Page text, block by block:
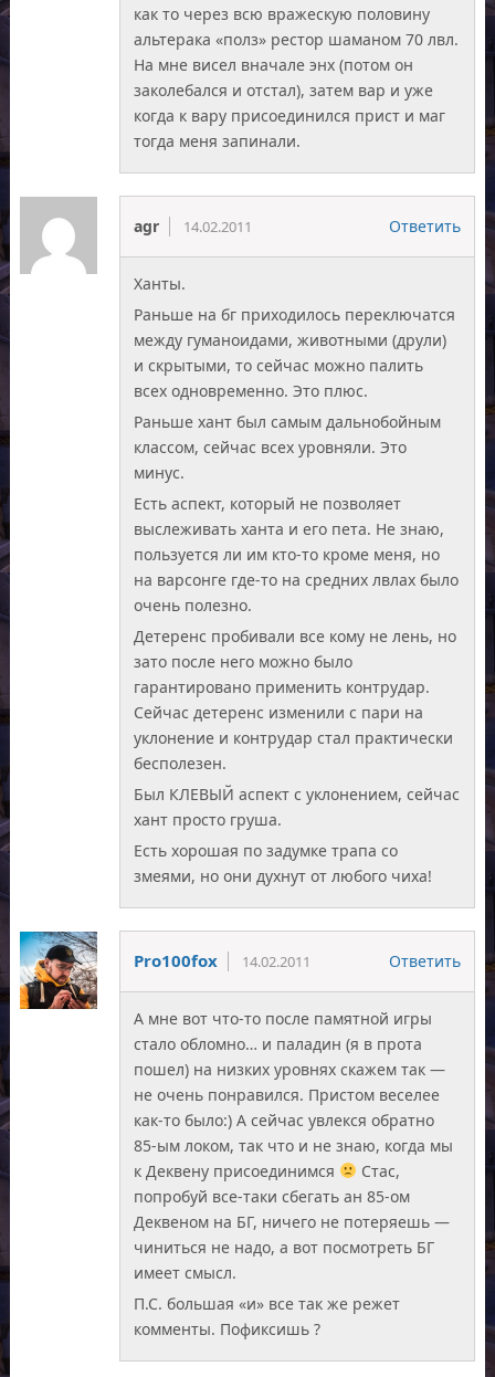
как то через всю вражескую половину
альтерака «полз» рестор шаманом 70 лвл.
На мне висел вначале энх (потом он
заколебался и отстал), затем вар и уже
когда к вару присоединился прист и маг
тогда меня запинали.
agr 14.02.2011 Ответить
Ханты.
Раньше на бг приходилось переключатся
между гуманоидами, животными (друли)
и скрытыми, то сейчас можно палить
всех одновременно. Это плюс.
Раньше хант был самым дальнобойным
классом, сейчас всех уровняли. Это
минус.
Есть аспект, который не позволяет
выслеживать ханта и его пета. Не знаю,
пользуется ли им кто-то кроме меня, но
на варсонге где-то на средних лвлах было
очень полезно.
Детеренс пробивали все кому не лень, но
зато после него можно было
гарантировано применить контрудар.
Сейчас детеренс изменили с пари на
уклонение и контрудар стал практически
бесполезен.
Был КЛЕВЫЙ аспект с уклонением, сейчас
хант просто груша.
Есть хорошая по задумке трапа со
змеями, но они духнут от любого чиха!
Pro100fox 14.02.2011 Ответить
А мне вот что-то после памятной игры
стало обломно… и паладин (я в прота
пошел) на низких уровнях скажем так —
не очень понравился. Пристом веселее
как-то было:) А сейчас увлекся обратно
85-ым локом, так что и не знаю, когда мы
к Деквену присоединимся
Стас,
попробуй все-таки сбегать ан 85-ом
Деквеном на БГ, ничего не потеряешь —
чиниться не надо, а вот посмотреть БГ
имеет смысл.
П.С. большая «и» все так же режет
комменты. Пофиксишь ?